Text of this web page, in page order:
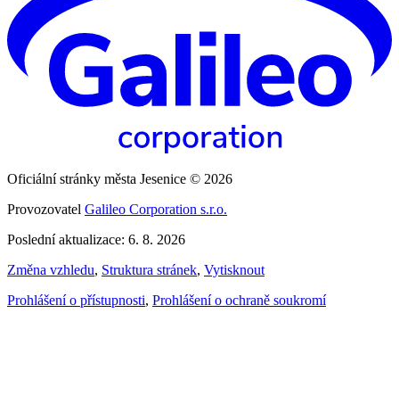
Oficiální stránky města Jesenice © 2026
Provozovatel Galileo Corporation s.r.o.
Poslední aktualizace: 6. 8. 2026
Změna vzhledu, Struktura stránek, Vytisknout
Prohlášení o přístupnosti, Prohlášení o ochraně soukromí